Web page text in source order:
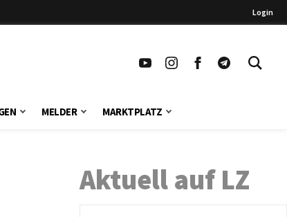
Login
MELDER MARKTPLATZ
Aktuell auf LZ